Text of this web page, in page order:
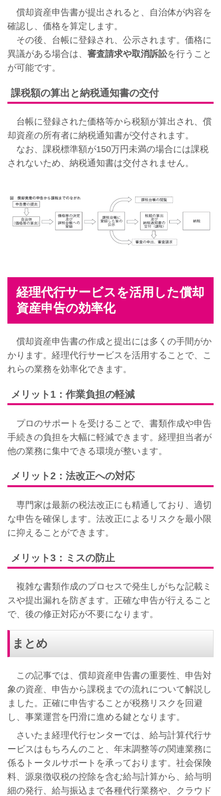
償却資産申告書が提出されると、自治体が内容を
確認し、価格を算定します。
その後、台帳に登録され、公示されます。価格に
異議がある場合は、 審査請求や取消訴訟を行うこと
が可能です。
課税額の算出と納税通知書の交付
台帳に登録された価格等から税額が算出され、償
却資産の所有者に納税通知書が交付されます。
なお、課税標準額が150万円未満の場合には課税
されないため、納税通知書は交付されません。
経理代行サービスを活用した償却
資産申告の効率化
償却資産申告書の作成と提出には多くの手間がか
かります。経理代行サービスを活用することで、こ
れらの業務を効率化できます。
メリット1：作業負担の軽減
プロのサポートを受けることで、書類作成や申告
手続きの負担を大幅に軽減できます。経理担当者が
他の業務に集中できる環境が整います。
メリット2：法改正への対応
専門家は最新の税法改正にも精通しており、適切
な申告を確保します。法改正によるリスクを最小限
に抑えることができます。
メリット3：ミスの防止
複雑な書類作成のプロセスで発生しがちな記載ミ
スや提出漏れを防ぎます。正確な申告が行えること
で、後の修正対応が不要になります。
まとめ
この記事では、償却資産申告書の重要性、申告対
象の資産、申告から課税までの流れについて解説し
ました。正確に申告することが税務リスクを回避
し、事業運営を円滑に進める鍵となります。
さいたま経理代行センターでは、給与計算代行サ
ービスはもちろんのこと、年末調整等の関連業務に
係るトータルサポートを承っております。社会保険
料、源泉徴収税の控除を含む給与計算から、給与明
細の発行、給与振込まで各種代行業務や、クラウド